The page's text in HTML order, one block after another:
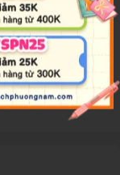
lịch sử dân tộc Do
nhiều phương diện
của người Do Thái
lý, lịch sử và tôn